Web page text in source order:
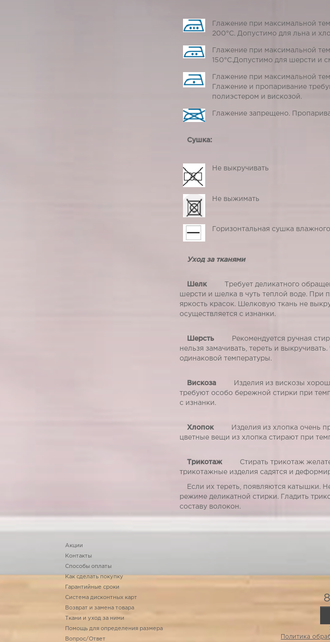
Глажение при максимальной
200°С. Допустимо для льна и
Глажение при максимальной
150°С.Допустимо для шерсти и
Глажение при максимальной
Глажение и пропаривание
полиэстером и вискозой.
Глажение запрещено.
Сушка:
Не выкручивать
Не выжимать
Горизонтальная сушка
Уход за тканями
ШелкТребует деликатного
шерсти и шелка в чуть теплой воде. При
яркость красок. Шелковую ткань не
осуществляется с изнанки.
ШерстьРекомендуется ручная
нельзя замачивать, тереть и
одинаковой температуры.
ВискозаИзделия из вискозы хорошо
требуют особо бережной стирки при
с изнанки.
ХлопокИзделия из хлопка очень
цветные вещи из хлопка стирают при
ТрикотажСтирать трикотаж
трикотажные изделия садятся и
Если их тереть, появляются катышки.
режиме деликатной стирки. Гладить
составу волокон.
Акции
Контакты
Способы оплаты
Как сделать покупку
Гарантийные сроки
Система дисконтных карт
Возврат и замена товара
Ткани и уход за ними
Помощь для определения размера
Вопрос/Ответ
Политика